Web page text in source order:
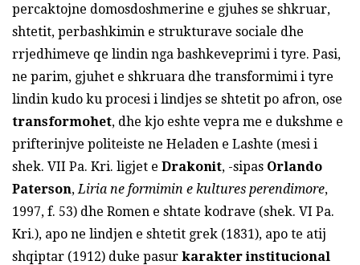
percaktojne domosdoshmerine e gjuhes se shkruar,
shtetit, perbashkimin e strukturave sociale dhe
rrjedhimeve qe lindin nga bashkeveprimi i tyre. Pasi,
ne parim, gjuhet e shkruara dhe transformimi i tyre
lindin kudo ku procesi i lindjes se shtetit po afron, ose
transformohet, dhe kjo eshte vepra me e dukshme e
prifterinjve politeiste ne Heladen e Lashte (mesi i
shek. VII Pa. Kri. ligjet e Drakonit, -sipas Orlando
Paterson, Liria ne formimin e kultures perendimore,
1997, f. 53) dhe Romen e shtate kodrave (shek. VI Pa.
Kri.), apo ne lindjen e shtetit grek (1831), apo te atij
shqiptar (1912) duke pasur karakter institucional